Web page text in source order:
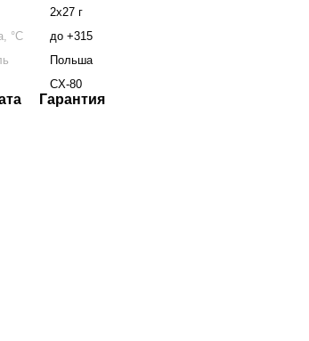
2х27 г
°C
до +315
Польша
CX-80
Гарантия